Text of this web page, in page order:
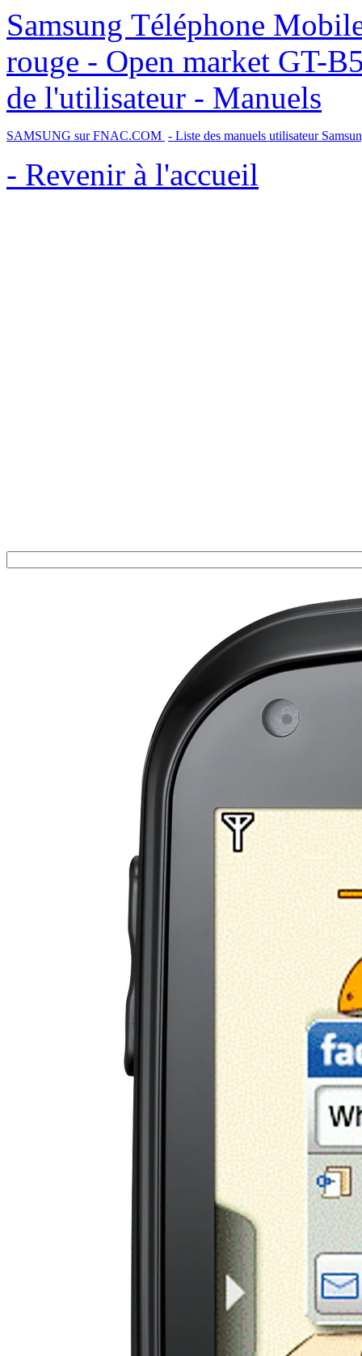
Samsung Téléphone Mobile GSM Samsung Corby Pro
rouge - Open market GT-
de l'utilisateur - Manuels
SAMSUNG sur FNAC.COM - Liste des manuels utilisateur
- Revenir à l'accueil